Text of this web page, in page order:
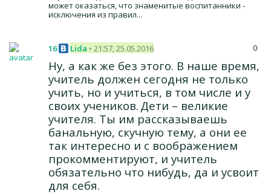
может оказаться, что знаменитые воспитанники -
исключения из правил...
0
16 Lida • 21:57, 25.05.2016
Ну, а как же без этого. В наше время,
учитель должен сегодня не только
учить, но и учиться, в том числе и у
своих учеников. Дети – великие
учителя. Ты им рассказываешь
банальную, скучную тему, а они ее
так интересно и с воображением
прокомментируют, и учитель
обязательно что нибудь, да и усвоит
для себя.